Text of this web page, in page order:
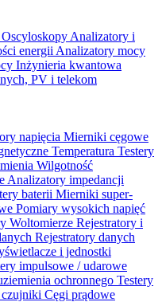
Oscyloskopy Analizatory i
energii Analizatory mocy
Inżynieria kwantowa
PV i telekom
napięcia Mierniki cęgowe
Temperatura Testery
Wilgotność
Analizatory impedancji
baterii Mierniki super-
Pomiary wysokich napięć
Woltomierze Rejestratory i
Rejestratory danych
i jednostki
impulsowe / udarowe
ochronnego Testery
Cęgi prądowe